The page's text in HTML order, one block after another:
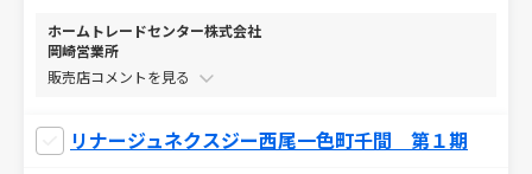
ホームトレードセンター株式会社
岡崎営業所
販売店コメントを
リナージュネクスジー西尾一色町千間 第１期